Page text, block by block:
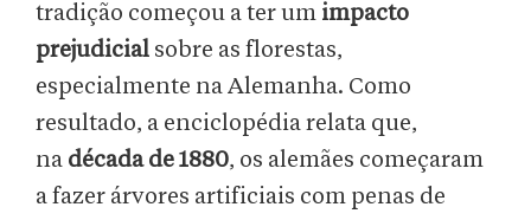
tradição começou a ter um impacto
prejudicial sobre as florestas,
especialmente na Alemanha. Como
resultado, a enciclopédia relata que,
na década de 1880, os alemães começaram
a fazer árvores artificiais com penas de